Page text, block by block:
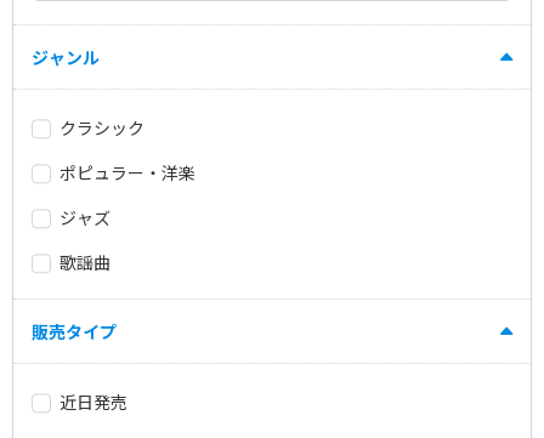
ジャンル
クラシック
ポピュラー・洋楽
ジャズ
歌謡曲
販売タイプ
近日発売